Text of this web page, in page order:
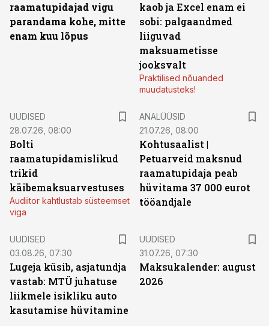
raamatupidajad vigu
parandama kohe, mitte
enam kuu lõpus
kaob ja Excel enam ei
sobi: palgaandmed
liiguvad
maksuametisse
jooksvalt
Praktilised nõuanded
muudatusteks!
UUDISED
28.07.26, 08:00
Bolti
raamatupidamislikud
trikid
käibemaksuarvestuses
Audiitor kahtlustab süsteemset
viga
ANALÜÜSID
21.07.26, 08:00
Kohtusaalist |
Petuarveid maksnud
raamatupidaja peab
hüvitama 37 000 eurot
tööandjale
UUDISED
03.08.26, 07:30
Lugeja küsib, asjatundja
vastab: MTÜ juhatuse
liikmele isikliku auto
kasutamise hüvitamine
UUDISED
31.07.26, 07:30
Maksukalender: august
2026